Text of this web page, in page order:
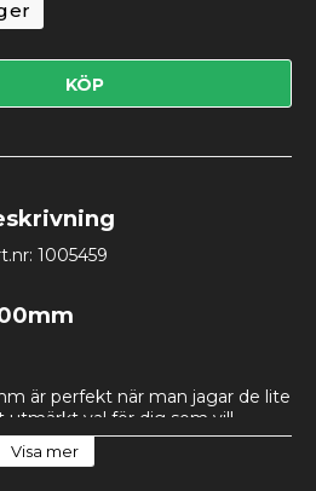
KÖP
1005459
är perfekt när man jagar de lite
utmärkt val för dig som vill
och användarvänlighet på isen.
skär tar borrningen
Visa mer